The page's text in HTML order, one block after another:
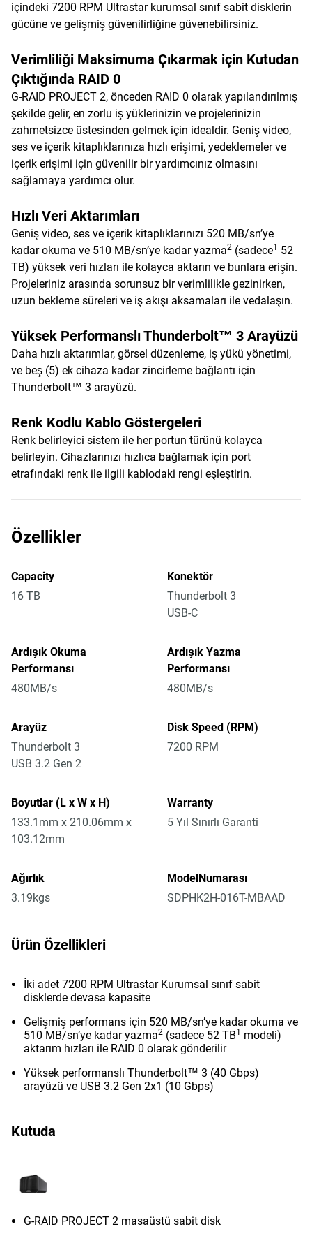
içindeki 7200 RPM Ultrastar kurumsal sınıf sabit disklerin
gücüne ve gelişmiş güvenilirliğine güvenebilirsiniz.
Verimliliği Maksimuma Çıkarmak için Kutudan
Çıktığında RAID 0
G-RAID PROJECT 2, önceden RAID 0 olarak yapılandırılmış
şekilde gelir, en zorlu iş yüklerinizin ve projelerinizin
zahmetsizce üstesinden gelmek için idealdir. Geniş video,
ses ve içerik kitaplıklarınıza hızlı erişimi, yedeklemeler ve
içerik erişimi için güvenilir bir yardımcınız olmasını
sağlamaya yardımcı olur.
Hızlı Veri Aktarımları
Geniş video, ses ve içerik kitaplıklarınızı 520 MB/sn’ye
kadar okuma ve 510 MB/sn’ye kadar yazma2 (sadece1
52
TB) yüksek veri hızları ile kolayca aktarın ve bunlara erişin.
Projeleriniz arasında sorunsuz bir verimlilikle gezinirken,
uzun bekleme süreleri ve iş akışı aksamaları ile vedalaşın.
Yüksek Performanslı Thunderbolt™ 3 Arayüzü
Daha hızlı aktarımlar, görsel düzenleme, iş yükü yönetimi,
ve beş (5) ek cihaza kadar zincirleme bağlantı için
Thunderbolt™ 3 arayüzü.
Renk Kodlu Kablo Göstergeleri
Renk belirleyici sistem ile her portun türünü kolayca
belirleyin. Cihazlarınızı hızlıca bağlamak için port
etrafındaki renk ile ilgili kablodaki rengi eşleştirin.
Özellikler
Capacity
16 TB
Konektör
Thunderbolt 3
USB-C
Ardışık Okuma
Performansı
480MB/s
Ardışık Yazma
Performansı
480MB/s
Arayüz
Thunderbolt 3
USB 3.2 Gen 2
Disk Speed (RPM)
7200 RPM
Boyutlar (L x W x H)
133.1mm x 210.06mm x
103.12mm
Warranty
5 Yıl Sınırlı Garanti
Ağırlık
3.19kgs
ModelNumarası
SDPHK2H-016T-MBAAD
Ürün Özellikleri
İki adet 7200 RPM Ultrastar Kurumsal sınıf sabit
disklerde devasa kapasite
Gelişmiş performans için 520 MB/sn’ye kadar okuma ve
510 MB/sn’ye kadar yazma2 (sadece 52 TB1
modeli)
aktarım hızları ile RAID 0 olarak gönderilir
Yüksek performanslı Thunderbolt™ 3 (40 Gbps)
arayüzü ve USB 3.2 Gen 2x1 (10 Gbps)
Kutuda
G-RAID PROJECT 2 masaüstü sabit disk